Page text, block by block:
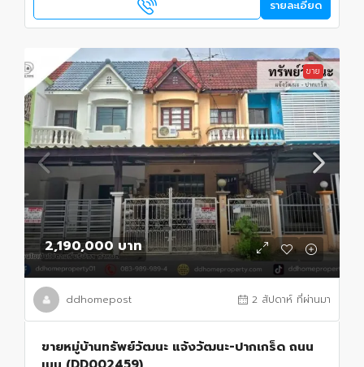
รายละเอียด
ขาย
2,190,000 บาท
ddhomepost 2 สัปดาห์ ที่ผ่านมา
ขายหมู่บ้านทรัพย์วัฒนะ แจ้งวัฒนะ-ปากเกร็ด ถนน